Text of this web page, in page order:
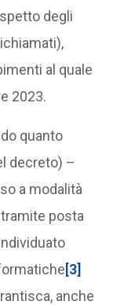
degli
al quale
2023.
quanto
decreto) –
a modalità
tramite posta
[3]
anche